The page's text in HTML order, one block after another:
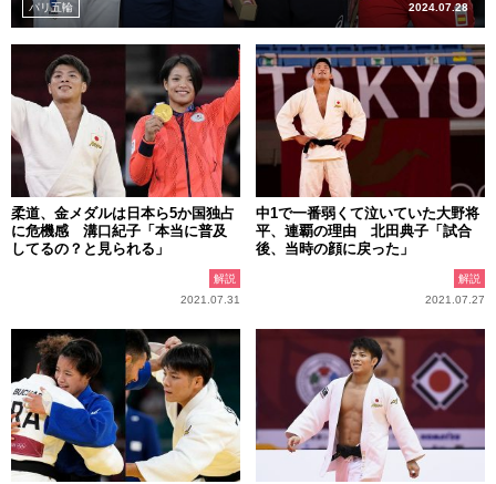
パリ五輪 2024.07.28
柔道、金メダルは日本ら5か国独占
に危機感 溝口紀子「本当に普及
してるの？と見られる」
解説
2021.07.31
中1で一番弱くて泣いていた大野将
平、連覇の理由 北田典子「試合
後、当時の顔に戻った」
解説
2021.07.27